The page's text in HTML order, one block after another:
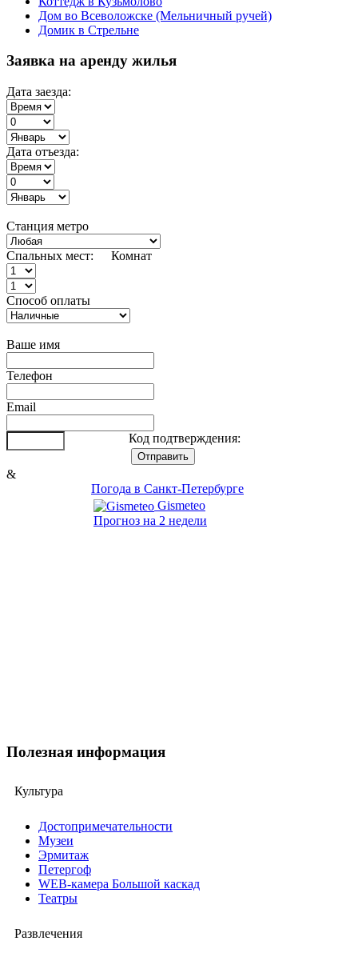
Дом во Всеволожске (Мельничный ручей)
Домик в Стрельне
Заявка на аренду жилья
Дата заезда:
Дата отъезда:
Станция метро
Спальных мест: Комнат
Способ оплаты
Ваше имя
Телефон
Email
Код подтверждения:
&
Погода в Санкт-Петербурге
Gismeteo
Прогноз на 2 недели
Полезная информация
Культура
Достопримечательности
Музеи
Эрмитаж
Петергоф
WEB-камера Большой каскад
Театры
Развлечения